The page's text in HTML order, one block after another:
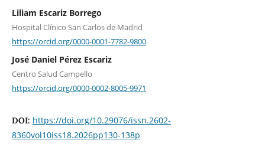
Liliam Escariz Borrego
Hospital Clínico San Carlos de Madrid
https://orcid.org/0000-0001-7782-9800
José Daniel Pérez Escariz
Centro Salud Campello
https://orcid.org/0000-0002-8005-9971
DOI: https://doi.org/10.29076/issn.2602-
8360vol10iss18.2026pp130-138p